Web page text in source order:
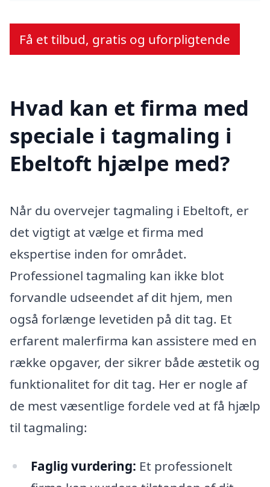
Få et tilbud, gratis og uforpligtende
Hvad kan et firma med
speciale i tagmaling i
Ebeltoft hjælpe med?
Når du overvejer tagmaling i Ebeltoft, er
det vigtigt at vælge et firma med
ekspertise inden for området.
Professionel tagmaling kan ikke blot
forvandle udseendet af dit hjem, men
også forlænge levetiden på dit tag. Et
erfarent malerfirma kan assistere med en
række opgaver, der sikrer både æstetik og
funktionalitet for dit tag. Her er nogle af
de mest væsentlige fordele ved at få hjælp
til tagmaling:
Faglig vurdering: Et professionelt